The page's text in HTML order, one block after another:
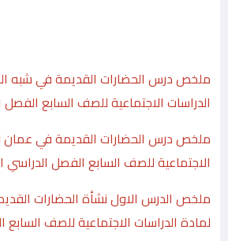
ملخص درس الحضارات القديمة في شبه
الدراسات الاجتماعية للصف السابع
ملخص درس الحضارات القديمة في عمان
الاجتماعية للصف السابع الفصل الدراسي
ملخص الدرس الاول نشأة الحضارات
لمادة الدراسات الاجتماعية للصف